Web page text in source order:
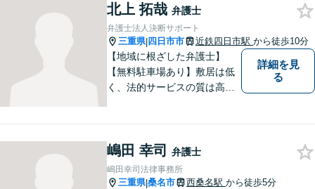
いても、あなたの身近な相談
役として、あなたの力になり
ます。
北上 拓哉 弁護士
弁護士法人決断サポート
三重県| 四日市市 近鉄四日市駅 から徒歩10分
【地域に根ざした弁護士】
【無料駐車場あり】敷居は低
く、法的サービスの質は高く
題／離婚問題／相続問題／企
業法務など、幅広く対応可
能。【明確な料金体系】どう
詳細を見
る
嶋田 幸司 弁護士
嶋田幸司法律事務所
三重県|桑名市 西桑名駅 から徒歩5分